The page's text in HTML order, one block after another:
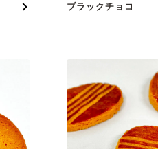
ブラックチョコ